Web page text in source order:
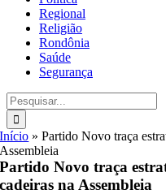
Regional
Religião
Rondônia
Saúde
Segurança
Buscar
resultados
para:
Início »Partido Novo traça
Assembleia
Partido Novo traça
cadeiras na Assembleia